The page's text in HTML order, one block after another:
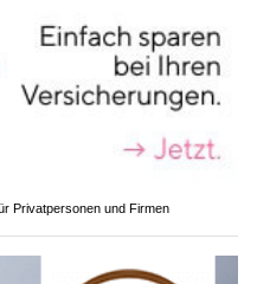
Privatpersonen und Firmen